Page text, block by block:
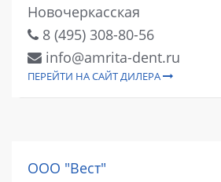
Новочеркасская
8 (495) 308-80-56
info@amrita-dent.ru
ПЕРЕЙТИ НА САЙТ ДИЛЕРА
ООО "Вест"